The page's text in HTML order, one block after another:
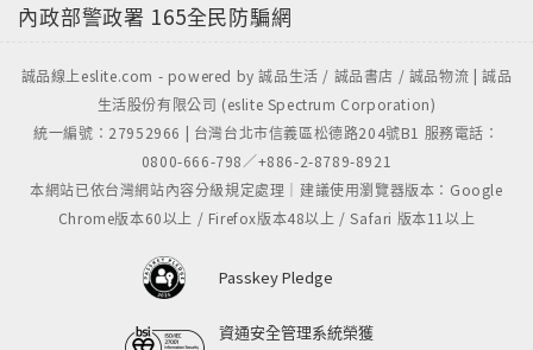
――【第三幕 雨季的漂泊者】
「難道我們也要跟人類一樣將自己矮化為野蠻、只看血
統的蒙昧之輩嗎？ 」
人類與鳥人的混血之子：「雜種」菲爾德，竟膽敢爭取
人類國度的王侯之位！
在那蒙昧、迷信、貪婪、保守的年代
如何才能突破種族主義者狹隘的胸襟、以及他們身披重
甲的騎士團？
――【第五幕 鸕鶿之子】
內政部警政署 165全民防騙網
誠品線上eslite.com - powered by 誠品生活 / 誠品書店 / 誠品物流 | 誠品
生活股份有限公司 (eslite Spectrum Corporation)
統一編號：27952966 | 台灣台北市信義區松德路204號B1 服務電話：
0800-666-798／+886-2-8789-8921
本網站已依台灣網站內容分級規定處理｜建議使用瀏覽器版本：Google
Chrome版本60以上 / Firefox版本48以上 / Safari 版本11以上
Passkey Pledge
資通安全管理系統榮獲